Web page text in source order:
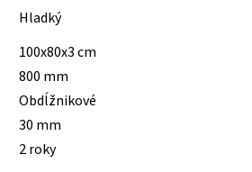
Hladký
100x80x3 cm
800 mm
Obdĺžnikové
30 mm
2 roky